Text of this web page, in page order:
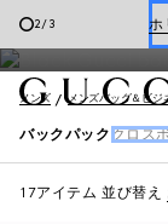
3/3
オ
メンズ バックパ
メンズ メンズバッグ＆ビジ
バックパック クロス
17アイテム 並び替え